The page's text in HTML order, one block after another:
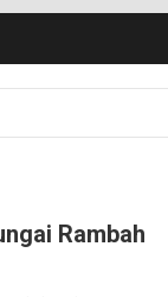
Rambah